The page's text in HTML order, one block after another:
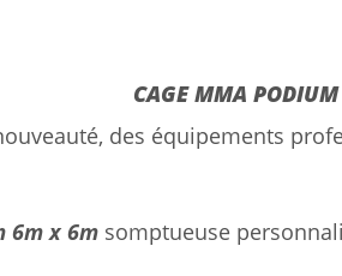
CAGE MMA
des équipements
6m x 6m somptueuse